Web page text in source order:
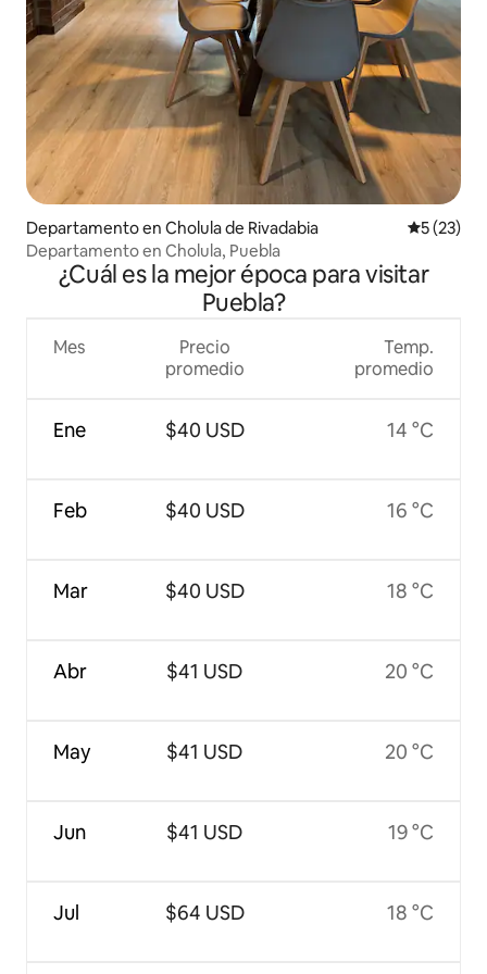
Departamento en Cholula de Rivadabia
5 (23)
Departamento en Cholula, Puebla
¿Cuál es la mejor época para visitar
Puebla?
Mes
Ene
Feb
Mar
Abr
May
Jun
Jul
Precio
promedio
$40 USD
$40 USD
$40 USD
$41 USD
$41 USD
$41 USD
$64 USD
Temp.
promedio
14 °C
16 °C
18 °C
20 °C
20 °C
19 °C
18 °C